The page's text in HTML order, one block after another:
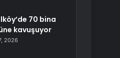
70 bina
kavuşuyor
2026